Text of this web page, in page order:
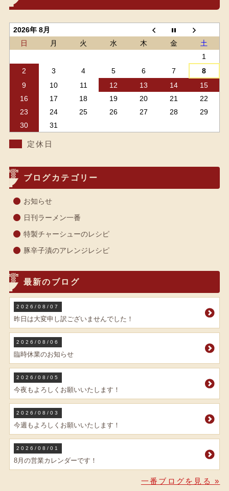
2026年 8月
日
月 火 水 木 金
土
1
2
3 4 5 6 7
8
9
10 11 12 13 14
15
16
17 18 19 20 21
22
23
24 25 26 27 28
29
30
31
定休日
ブログカテゴリー
お知らせ
日刊ラーメン一番
特製チャーシューのレシピ
豚辛子漬のアレンジレシピ
最新のブログ
2026/08/07
昨日は大変申し訳ございませんでした！
2026/08/06
臨時休業のお知らせ
2026/08/05
今夜もよろしくお願いいたします！
2026/08/03
今週もよろしくお願いいたします！
2026/08/01
8月の営業カレンダーです！
一番ブログを見る »